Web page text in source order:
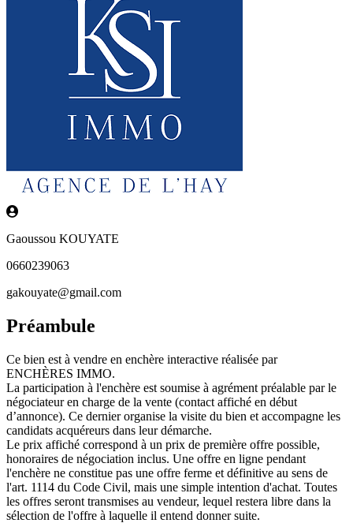
Gaoussou KOUYATE
0660239063
gakouyate@gmail.com
Préambule
Ce bien est à vendre en enchère interactive réalisée par
ENCHÈRES IMMO.
La participation à l'enchère est soumise à agrément préalable par le
négociateur en charge de la vente (contact affiché en début
d’annonce). Ce dernier organise la visite du bien et accompagne les
candidats acquéreurs dans leur démarche.
Le prix affiché correspond à un prix de première offre possible,
honoraires de négociation inclus. Une offre en ligne pendant
l'enchère ne constitue pas une offre ferme et définitive au sens de
l'art. 1114 du Code Civil, mais une simple intention d'achat. Toutes
les offres seront transmises au vendeur, lequel restera libre dans la
sélection de l'offre à laquelle il entend donner suite.